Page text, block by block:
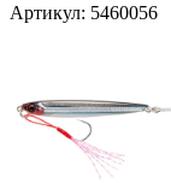
Артикул: 5460056